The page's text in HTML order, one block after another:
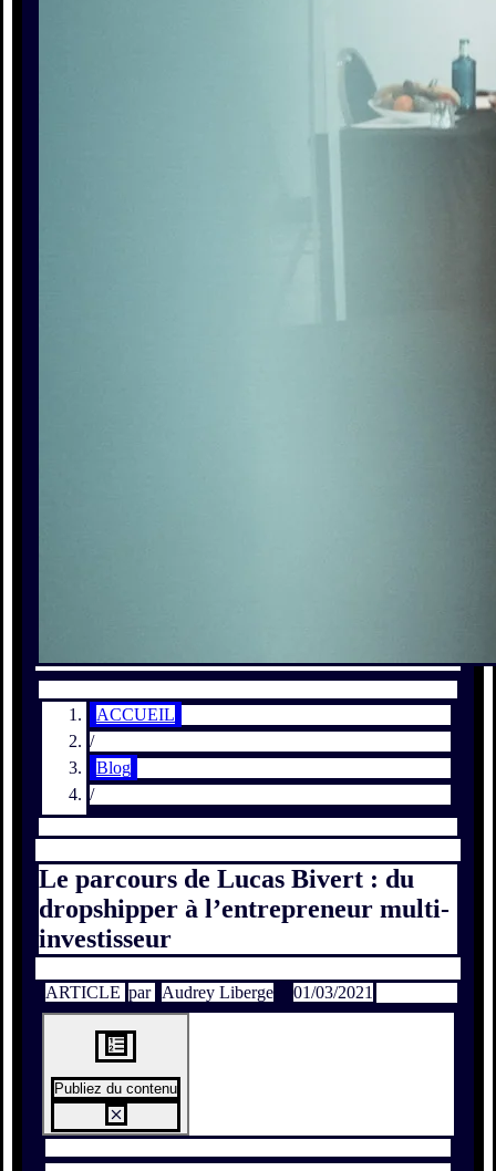
ACCUEIL
/
Blog
/
Le parcours de Lucas Bivert : du
dropshipper à l’entrepreneur multi-
investisseur
ARTICLE par Audrey Liberge 01/03/2021
Publiez du contenu